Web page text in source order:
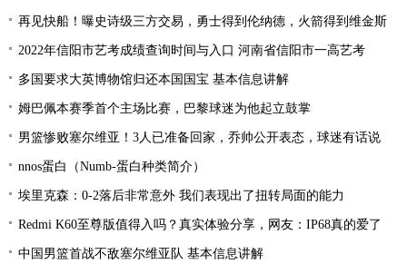
再见快船！曝史诗级三方交易，勇士得到伦纳德，火箭得到维金斯
2022年信阳市艺考成绩查询时间与入口 河南省信阳市一高艺考
多国要求大英博物馆归还本国国宝 基本信息讲解
姆巴佩本赛季首个主场比赛，巴黎球迷为他起立鼓掌
男篮惨败塞尔维亚！3人已准备回家，乔帅公开表态，球迷有话说
nnos蛋白（Numb-蛋白种类简介）
埃里克森：0-2落后非常意外 我们表现出了扭转局面的能力
Redmi K60至尊版值得入吗？真实体验分享，网友：IP68真的爱了
中国男篮首战不敌塞尔维亚队 基本信息讲解